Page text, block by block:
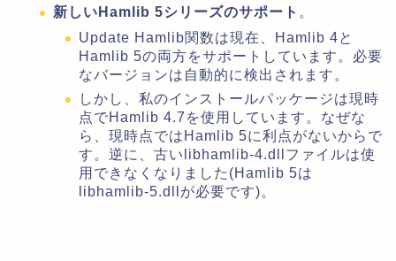
新しいHamlib 5シリーズのサポート 。
Update Hamlib関数は現在、Hamlib 4と
Hamlib 5の両方をサポートしています。必要
なバージョンは自動的に検出されます。
しかし、私のインストールパッケージは現時
点でHamlib 4.7を使用しています。なぜな
ら、現時点ではHamlib 5に利点がないからで
す。逆に、古いlibhamlib-4.dllファイルは使
用できなくなりました(Hamlib 5は
libhamlib-5.dllが必要です)。